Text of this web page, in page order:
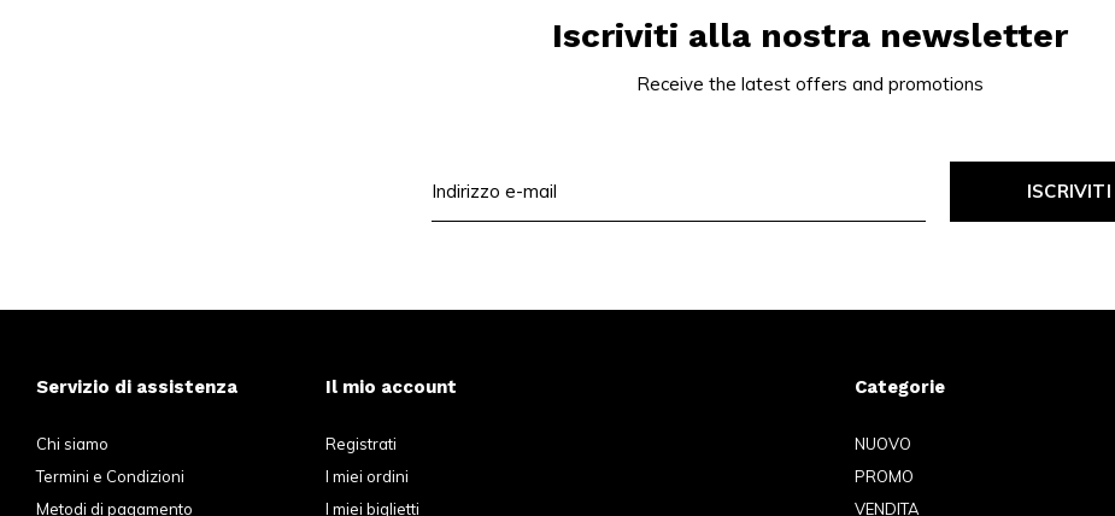
Iscriviti alla nostra newsletter
Receive the latest offers and promotions
ISCRIVITI
Servizio di assistenza
Chi siamo
Termini e Condizioni
Metodi di pagamento
Il mio account
Registrati
I miei ordini
I miei biglietti
Categorie
NUOVO
PROMO
VENDITA